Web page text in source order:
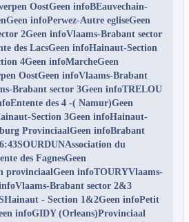
OostGeen infoBEauvechain-
infoPerwez-Autre egliseGeen
2Geen infoVlaams-Brabant sector
des LacsGeen infoHainaut-Section
4Geen infoMarcheGeen
OostGeen infoVlaams-Brabant
Brabant sector 3Geen infoTRELOU
des 4 -( Namur)Geen
Section 3Geen infoHainaut-
ProvinciaalGeen infoBrabant
du
des FagnesGeen
provinciaalGeen infoTOURYVlaams-
Brabant sector 2&3
- Section 1&2Geen infoPetit
infoGIDY (Orleans)Provinciaal